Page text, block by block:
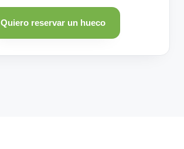
Quiero reservar un hueco